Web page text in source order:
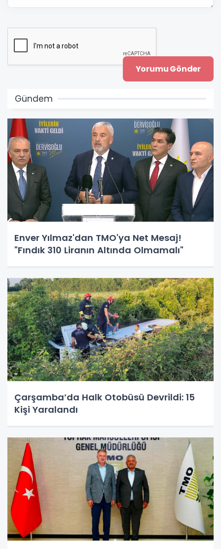
Gündem
Enver Yılmaz'dan TMO'ya Net Mesaj!
"Fındık 310 Liranın Altında Olmamalı"
Çarşamba’da Halk Otobüsü Devrildi: 15
Kişi Yaralandı